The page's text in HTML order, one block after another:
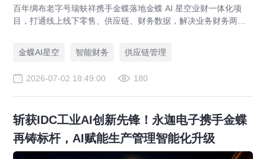
百年绸布老字号瑞蚨祥携手金蝶落地金蝶 AI 星空业财一体化项
目，打通线上线下零售、供应链、财务数据，解决业务财务两张
金蝶AI星空
智能财务 供应链管理
2026-07-02 18:49:00 180
斩获IDC工业AI创新先锋！永迦电子携手金蝶
再铸标杆，AI赋能生产管理智能化升级